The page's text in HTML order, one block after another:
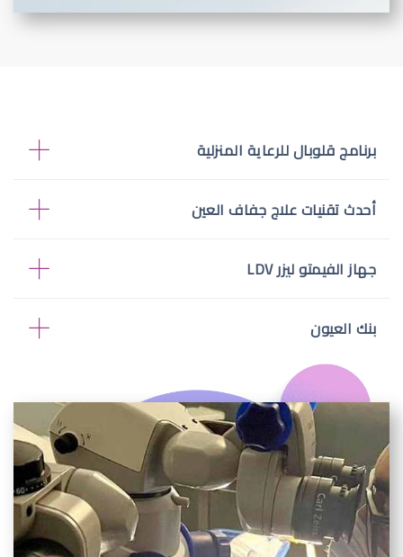
برنامج قلوبال للرعاية المنزلية
أحدث تقنيات علاج جفاف العين
جهاز الفيمتو ليزر LDV
بنك العيون